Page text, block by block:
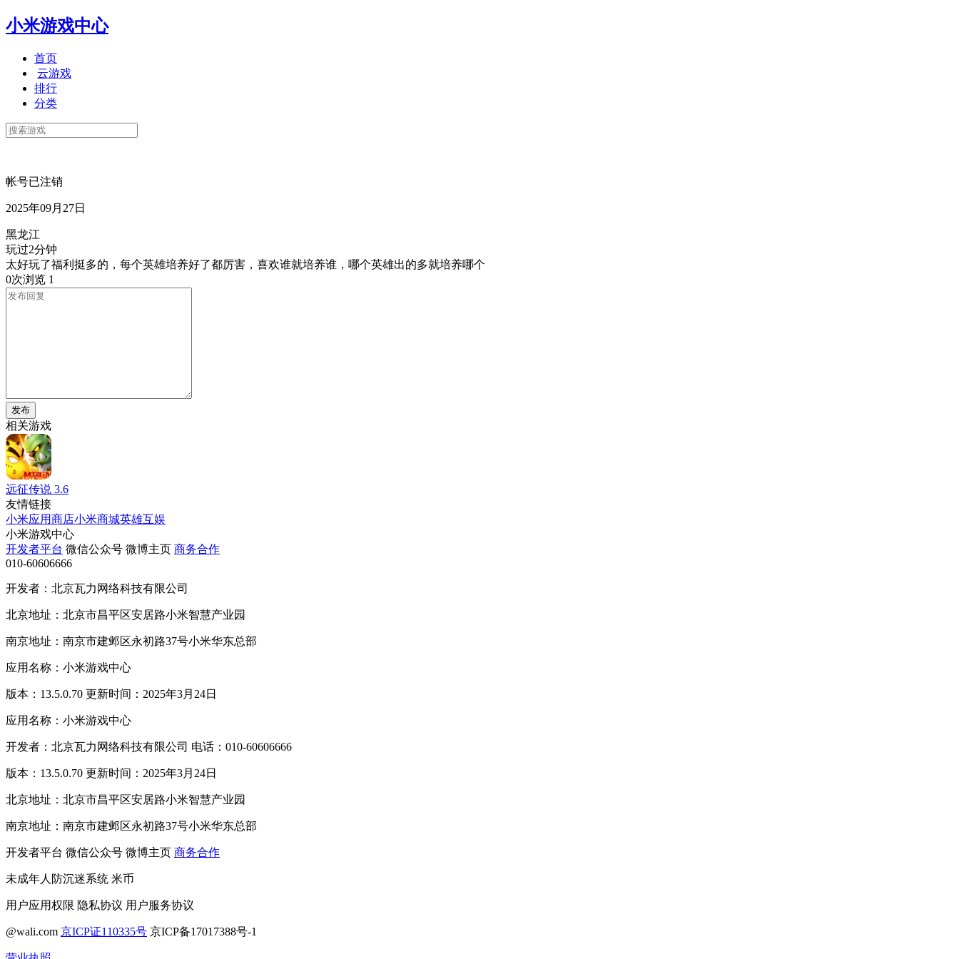
小米游戏中心
首页
云游戏
排行
分类
帐号已注销
2025年09月27日
黑龙江
玩过2分钟
太好玩了福利挺多的，每个英雄培养好了都厉害，喜欢谁就培养谁，哪个英雄出的多就培养哪个
0次浏览 1
发布
相关游戏
远征传说 3.6
友情链接
小米应用商店小米商城英雄互娱
小米游戏中心
开发者平台 微信公众号 微博主页 商务合作
010-60606666
开发者：北京瓦力网络科技有限公司
北京地址：北京市昌平区安居路小米智慧产业园
南京地址：南京市建邺区永初路37号小米华东总部
应用名称：小米游戏中心
版本：13.5.0.70 更新时间：2025年3月24日
应用名称：小米游戏中心
开发者：北京瓦力网络科技有限公司 电话：010-60606666
版本：13.5.0.70 更新时间：2025年3月24日
北京地址：北京市昌平区安居路小米智慧产业园
南京地址：南京市建邺区永初路37号小米华东总部
开发者平台 微信公众号 微博主页 商务合作
未成年人防沉迷系统 米币
用户应用权限 隐私协议 用户服务协议
@wali.com 京ICP证110335号 京ICP备17017388号-1